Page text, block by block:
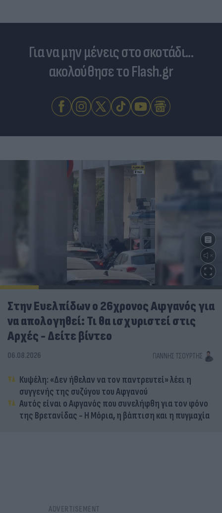
Για να μην μένεις στο σκοτάδι...
ακολούθησε το Flash.gr
Στην Ευελπίδων ο 26χρονος Αφγανός για
να απολογηθεί: Τι θα ισχυριστεί στις
Αρχές - Δείτε βίντεο
06.08.2026 ΓΙΆΝΝΗΣ ΤΣΟΎΡΤΗΣ
Κυψέλη: «Δεν ήθελαν να τον παντρευτεί» λέει η
συγγενής της συζύγου του Αφγανού
Αυτός είναι ο Αφγανός που συνελήφθη για τον φόνο
της Βρετανίδας - Η Μόρια, η βάπτιση και η πυγμαχία